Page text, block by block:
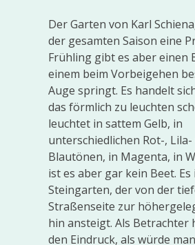
Der Garten von Karl
der gesamten Saison eine
Frühling gibt es aber einen
einem beim Vorbeigehen
Auge springt. Es handelt
das förmlich zu leuchten
leuchtet in sattem Gelb, in
unterschiedlichen Rot-, Lila-
Blautönen, in Magenta, in
ist es aber gar kein Beet.
Steingarten, der von der
Straßenseite zur
hin ansteigt. Als Betrachter
den Eindruck, als würde